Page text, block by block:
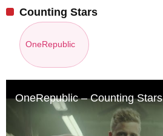
Counting Stars
OneRepublic
OneRepublic – Counting Stars